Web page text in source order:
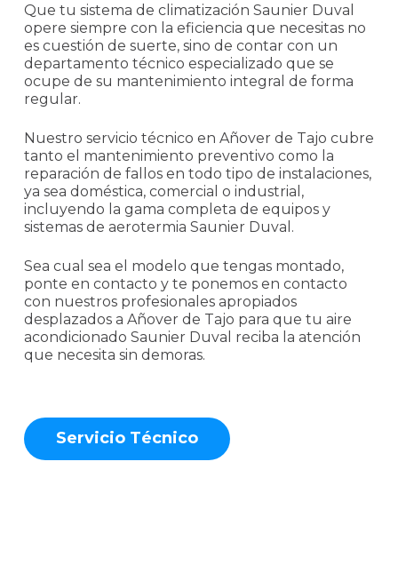
Que tu sistema de climatización Saunier Duval
opere siempre con la eficiencia que necesitas no
es cuestión de suerte, sino de contar con un
departamento técnico especializado que se
ocupe de su mantenimiento integral de forma
regular.
Nuestro servicio técnico en Añover de Tajo cubre
tanto el mantenimiento preventivo como la
reparación de fallos en todo tipo de instalaciones,
ya sea doméstica, comercial o industrial,
incluyendo la gama completa de equipos y
sistemas de aerotermia Saunier Duval.
Sea cual sea el modelo que tengas montado,
ponte en contacto y te ponemos en contacto
con nuestros profesionales apropiados
desplazados a Añover de Tajo para que tu aire
acondicionado Saunier Duval reciba la atención
que necesita sin demoras.
Servicio Técnico